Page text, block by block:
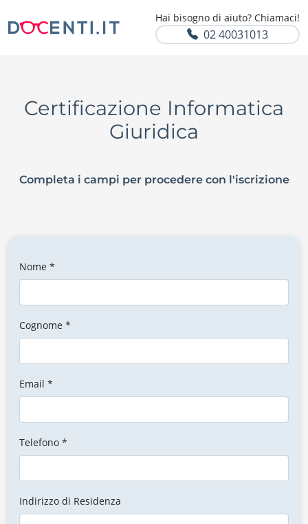
Hai bisogno di aiuto? Chiamaci!
02 40031013
Certificazione Informatica
Giuridica
Completa i campi per procedere con l'iscrizione
Nome *
Cognome *
Email *
Telefono *
Indirizzo di Residenza